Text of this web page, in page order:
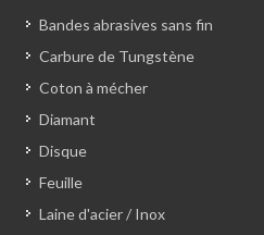
Bandes abrasives sans fin
Carbure de Tungstène
Coton à mécher
Diamant
Disque
Feuille
Laine d'acier / Inox